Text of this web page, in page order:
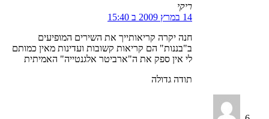
ריקי
14 במרץ 2009 ב 15:40
חנה יקרה קריאותייך את השירים המופיעים
ב"בננות" הם קריאות קשובות ועדינות מאין כמותם
לי אין ספק את ה"ארביטר אלגנטייה" האמיתית
תודה גדולה